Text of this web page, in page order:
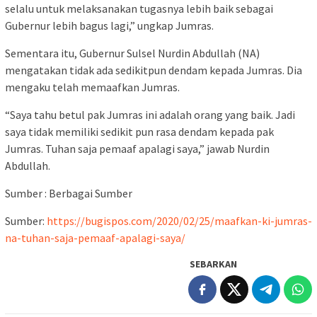
selalu untuk melaksanakan tugasnya lebih baik sebagai
Gubernur lebih bagus lagi,” ungkap Jumras.
Sementara itu, Gubernur Sulsel Nurdin Abdullah (NA)
mengatakan tidak ada sedikitpun dendam kepada Jumras. Dia
mengaku telah memaafkan Jumras.
“Saya tahu betul pak Jumras ini adalah orang yang baik. Jadi
saya tidak memiliki sedikit pun rasa dendam kepada pak
Jumras. Tuhan saja pemaaf apalagi saya,” jawab Nurdin
Abdullah.
Sumber : Berbagai Sumber
Sumber: https://bugispos.com/2020/02/25/maafkan-ki-jumras-
na-tuhan-saja-pemaaf-apalagi-saya/
SEBARKAN